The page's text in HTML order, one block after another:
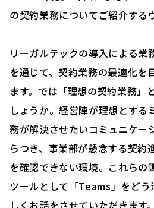
の契約業務についてご紹介する
リーガルテックの導入による業
を通じて、契約業務の最適化を
ます。では「理想の契約業務」
しょうか。経営陣が理想とする
務が解決させたいコミュニケー
らつき、事業部が懸念する契約
を確認できない環境。これらの
ツールとして「Teams」をど
しくお話をさせていただきます